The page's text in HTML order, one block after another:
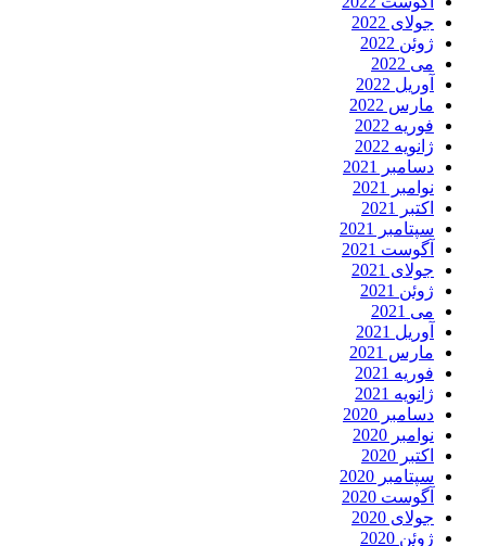
جولای 2022
ژوئن 2022
می 2022
آوریل 2022
مارس 2022
فوریه 2022
ژانویه 2022
دسامبر 2021
نوامبر 2021
اکتبر 2021
سپتامبر 2021
آگوست 2021
جولای 2021
ژوئن 2021
می 2021
آوریل 2021
مارس 2021
فوریه 2021
ژانویه 2021
دسامبر 2020
نوامبر 2020
اکتبر 2020
سپتامبر 2020
آگوست 2020
جولای 2020
ژوئن 2020